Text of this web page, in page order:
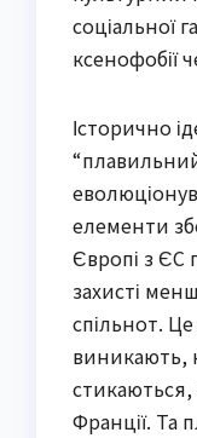
соціальної
ксенофобії
Історично
елементи
Європі з ЄС
захисті
спільнот.
виникають,
стикаються,
Франції. Та